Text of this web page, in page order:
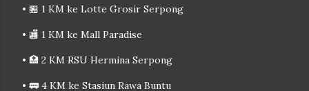
• 🏪 1 KM ke Lotte Grosir Serpong
• 🏬 1 KM ke Mall Paradise
• 🏥 2 KM RSU Hermina Serpong
• 🚃 4 KM ke Stasiun Rawa Buntu